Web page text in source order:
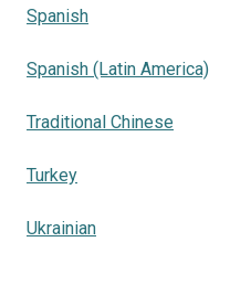
Spanish
Spanish (Latin America)
Traditional Chinese
Turkey
Ukrainian